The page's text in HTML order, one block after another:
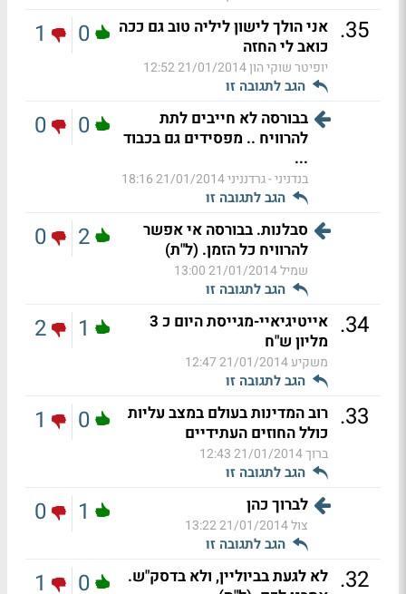
35
. אני הולך לישון ליליה טוב גם ככה
כואב לי החזה
יופיטר שוקי הון21/01/2014 12:52
הגב לתגובה זו
0
1
בבורסה לא חייבים לתת
להרוויח .. מפסידים גם בכבוד
...
בנדניני - גרדנניני21/01/2014 18:16
הגב לתגובה זו
0
0
סבלנות. בבורסה אי אפשר
להרוויח כל הזמן. (ל"ת)
שמיל21/01/2014 13:00
הגב לתגובה זו
2
0
34
.
אייטיגיאיי-מגייסת היום כ 3
מליון ש"ח
משקיע21/01/2014 12:47
הגב לתגובה זו
1
2
33
. רוב המדינות בעולם במצב עליות
כולל החוזים העתידיים
ברוך21/01/2014 12:43
הגב לתגובה זו
0
1
לברוך כהן
צול21/01/2014 13:22
הגב לתגובה זו
1
0
32
. לא לגעת בביוליין, ולא בדסק"ש.
0
1